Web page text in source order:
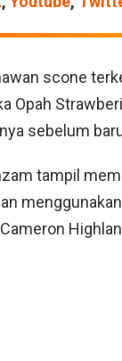
scone
Opah
sebelum
tampil